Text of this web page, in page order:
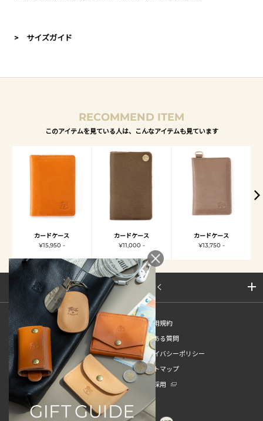
> サイズガイド
RECOMMEND ITEM
このアイテムを見ている人は、こんなアイテムも見ています
カードケース
¥15,950 -
カードケース
¥11,000 -
カードケース
¥13,750 -
サイトマップを開く
新規会員登録
ご利用規約
ご利用ガイド
よくある質問
特定商取引法
プライバシーポリシー
お問い合わせ
サイトマップ
販売スタッフ中途採用
新卒採用